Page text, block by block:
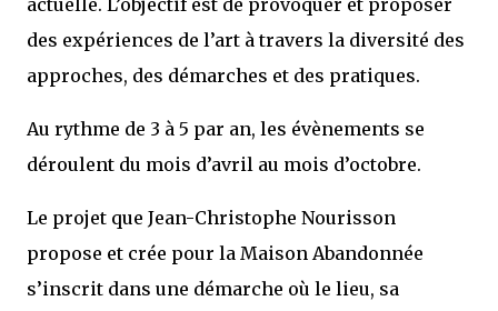
actuelle. L’objectif est de provoquer et proposer
des expériences de l’art à travers la diversité des
approches, des démarches et des pratiques.
Au rythme de 3 à 5 par an, les évènements se
déroulent du mois d’avril au mois d’octobre.
Le projet que Jean-Christophe Nourisson
propose et crée pour la Maison Abandonnée
s’inscrit dans une démarche où le lieu, sa